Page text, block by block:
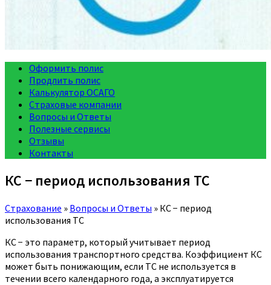
Оформить полис
Продлить полис
Калькулятор ОСАГО
Страховые компании
Вопросы и Ответы
Полезные сервисы
Отзывы
Контакты
КС − период использования ТС
Страхование » Вопросы и Ответы » КС − период
использования ТС
КС − это параметр, который учитывает период
использования транспортного средства. Коэффициент КС
может быть понижающим, если ТС не используется в
течении всего календарного года, а эксплуатируется